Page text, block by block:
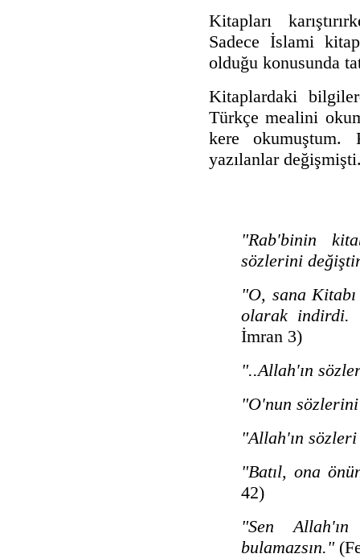
Kitapları
Sadece İslami
olduğu konusunda
Kitaplardaki
Türkçe mealini
kere
yazılanlar
"Rab'binin
sözlerini
"O, sana
olarak indirdi.
İmran 3)
"..Allah'ın
"O'nun
"Allah'ın
"Batıl, ona
42)
"Sen
bulamazsın."